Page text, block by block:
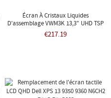
Écran À Cristaux Liquides
D'assemblage VWM3K 13,3" UHD TSP
HH 7391
€217.19